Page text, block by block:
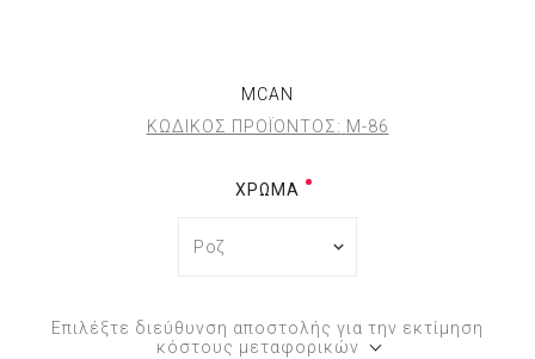
MCAN
ΚΩΔΙΚΟΣ ΠΡΟΪΟΝΤΟΣ: Μ-86
ΧΡΏΜΑ
Επιλέξτε διεύθυνση αποστολής για την εκτίμηση
κόστους μεταφορικών